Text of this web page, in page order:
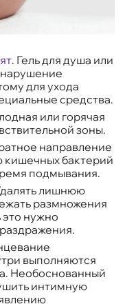
. Гель для душа или
для ухода
средства.
или горячая
зоны.
направление
кишечных бактерий
подмывания.
лишнюю
размножения
это нужно
выполняются
Необоснованный
интимную